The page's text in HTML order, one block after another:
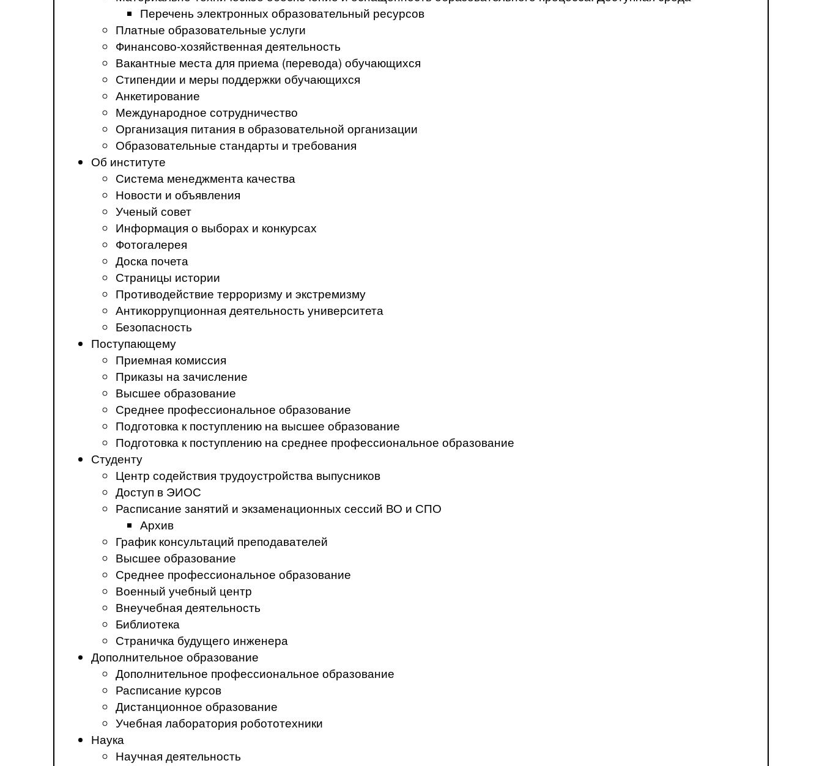
Перечень электронных образовательный ресурсов
Платные образовательные услуги
Финансово-хозяйственная деятельность
Вакантные места для приема (перевода) обучающихся
Стипендии и меры поддержки обучающихся
Анкетирование
Международное сотрудничество
Организация питания в образовательной организации
Образовательные стандарты и требования
Об институте
Система менеджмента качества
Новости и объявления
Ученый совет
Информация о выборах и конкурсах
Фотогалерея
Доска почета
Страницы истории
Противодействие терроризму и экстремизму
Антикоррупционная деятельность университета
Безопасность
Поступающему
Приемная комиссия
Приказы на зачисление
Высшее образование
Среднее профессиональное образование
Подготовка к поступлению на высшее образование
Подготовка к поступлению на среднее профессиональное образование
Студенту
Центр содействия трудоустройства выпусников
Доступ в ЭИОС
Расписание занятий и экзаменационных сессий ВО и СПО
Архив
График консультаций преподавателей
Высшее образование
Среднее профессиональное образование
Военный учебный центр
Внеучебная деятельность
Библиотека
Страничка будущего инженера
Дополнительное образование
Дополнительное профессиональное образование
Расписание курсов
Дистанционное образование
Учебная лаборатория робототехники
Наука
Научная деятельность